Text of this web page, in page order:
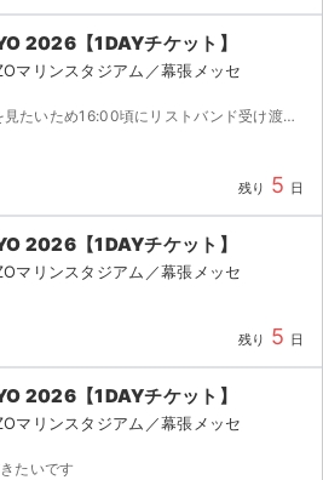
2026【1DAYチケット】
マリンスタジアム／幕張メッセ
16:30頃からのアーティストを見たいため16:00頃にリストバンド受け渡し可能な方を探しています。ご都合の良いところまで当方が伺わせて頂きます！
残り 5 日
2026【1DAYチケット】
マリンスタジアム／幕張メッセ
残り 5 日
2026【1DAYチケット】
マリンスタジアム／幕張メッセ
たいです